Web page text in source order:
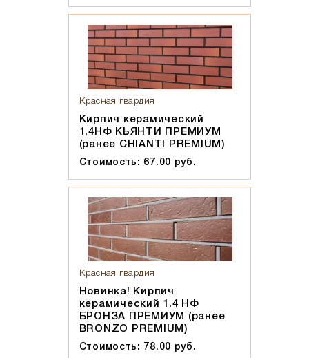
Красная гвардия
Кирпич керамический
1.4НФ КЬЯНТИ ПРЕМИУМ
(ранее CHIANTI PREMIUM)
Стоимость: 67.00 руб.
Красная гвардия
Новинка! Кирпич
керамический 1.4 НФ
БРОНЗА ПРЕМИУМ (ранее
BRONZO PREMIUM)
Стоимость: 78.00 руб.